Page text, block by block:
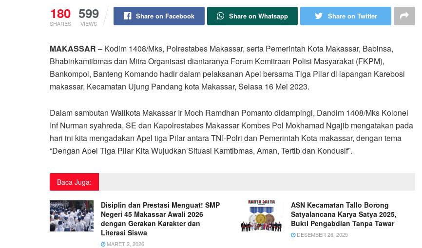
180
SHARES
599
VIEWS
Share on Facebook Share on Whatsapp Share on Twitter
MAKASSAR – Kodim 1408/Mks, Polrestabes Makassar, serta Pemerintah Kota Makassar, Babinsa,
Bhabinkamtibmas dan Mitra Organisasi diantaranya Forum Kemitraan Polisi Masyarakat (FKPM),
Bankompol, Banteng Komando hadir dalam pelaksanan Apel bersama Tiga Pilar di lapangan Karebosi
makassar, Kecamatan Ujung Pandang kota Makassar, Selasa 16 Mei 2023.
Dalam sambutan Walikota Makassar Ir Moch Ramdhan Pomanto didampingi, Dandim 1408/Mks Kolonel
Inf Nurman syahreda, SE dan Kapolrestabes Makassar Kombes Pol Mokhamad Ngajib mengatakan pada
hari ini kita mengadakan Apel tiga Pilar antara TNI-Polri dan Pemerintah Kota makassar, dengan tema
“Dengan Apel Tiga Pilar Kita Wujudkan Situasi Kamtibmas, Aman, Tertib dan Kondusif”.
Baca Juga:
Disiplin dan Prestasi Menguat! SMP
Negeri 45 Makassar Awali 2026
dengan Gerakan Karakter dan
Literasi Siswa
MARET 2, 2026
ASN Kecamatan Tallo Borong
Satyalancana Karya Satya 2025,
Bukti Pengabdian Tanpa Tawar
DESEMBER 26, 2025